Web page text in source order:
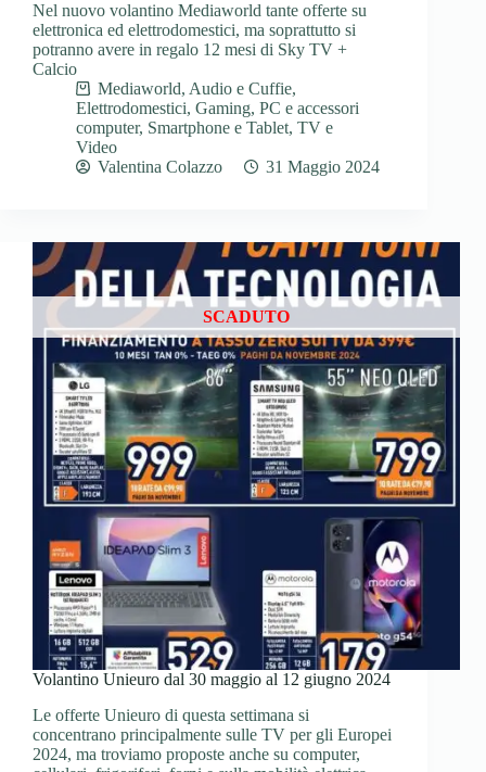
Nel nuovo volantino Mediaworld tante offerte su
elettronica ed elettrodomestici, ma soprattutto si
potranno avere in regalo 12 mesi di Sky TV +
Calcio
Mediaworld, Audio e Cuffie,
Elettrodomestici, Gaming, PC e accessori
computer, Smartphone e Tablet, TV e
Video
Valentina Colazzo
31 Maggio 2024
SCADUTO
Volantino Unieuro dal 30 maggio al 12 giugno 2024
Le offerte Unieuro di questa settimana si
concentrano principalmente sulle TV per gli Europei
2024, ma troviamo proposte anche su computer,